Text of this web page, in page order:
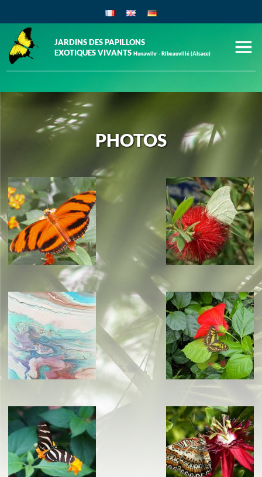
JARDINS DES PAPILLONS
EXOTIQUES VIVANTSHunawihr - Ribeauvillé (Alsace)
PHOTOS